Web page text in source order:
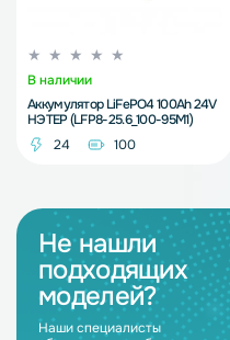
В наличии
Аккумулятор LiFePO4 100Ah 24V
НЭТЕР (LFP8-25.6_100-95M1)
24
100
Не нашли
подходящих
моделей?
Наши специалисты